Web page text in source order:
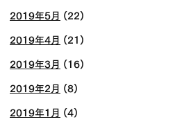
2019年5月 (22)
2019年4月 (21)
2019年3月 (16)
2019年2月 (8)
2019年1月 (4)